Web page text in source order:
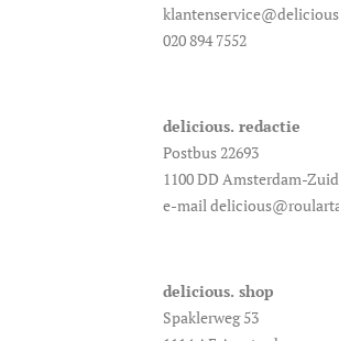
020 894 7552
delicious. redactie
Postbus 22693
1100 DD Amsterdam-
e-mail
delicious. shop
Spaklerweg 53